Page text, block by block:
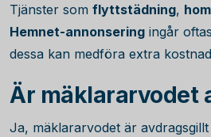
Tjänster som flyttstädning,
Hemnet-annonsering ingår
dessa kan medföra extra
Är mäklararvodet
Ja, mäklararvodet är